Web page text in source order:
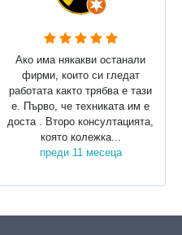
Ако има някакви останали
фирми, които си гледат
работата както трябва е тази
е. Първо, че техниката им е
доста . Второ консултацията,
която колежка...
преди 11 месеца